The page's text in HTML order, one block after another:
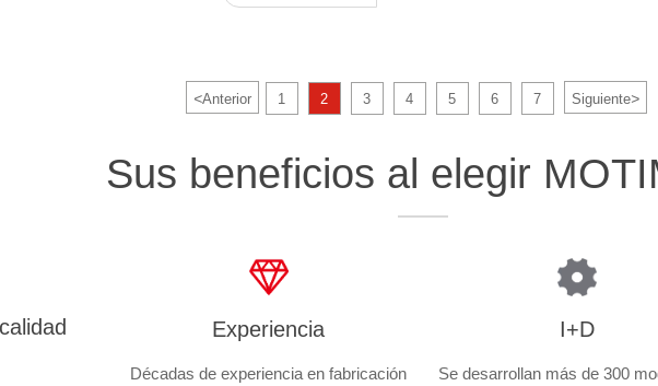
<Anterior 1 2 3 4 5 6 7 Siguiente>
Sus beneficios al elegir
Experiencia
Décadas de experiencia en fabricación
I+D
Se desarrollan más de 300